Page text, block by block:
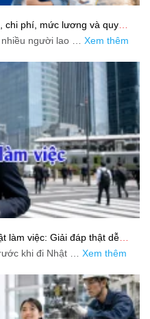
chi phí, mức lương và quy
người lao … Xem thêm
làm việc: Giải đáp thật dễ
khi đi Nhật … Xem thêm